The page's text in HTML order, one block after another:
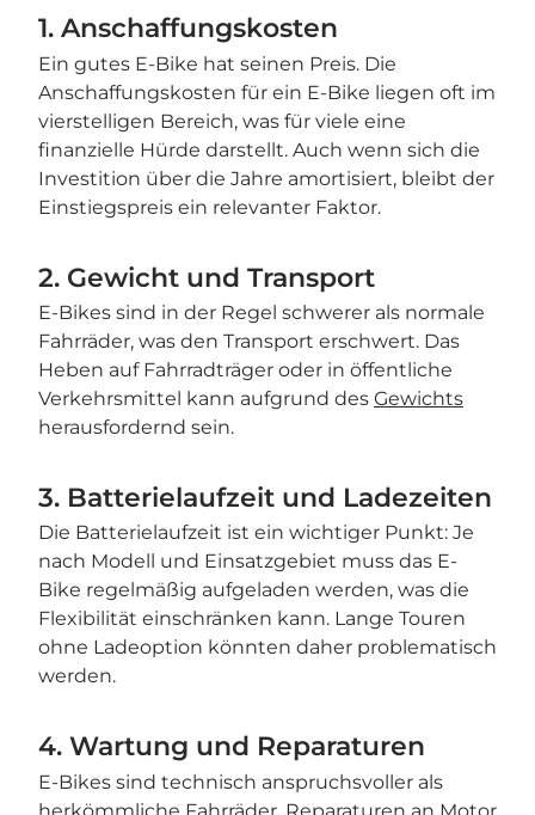
1. Anschaffungskosten
Ein gutes E-Bike hat seinen Preis. Die
Anschaffungskosten für ein E-Bike liegen oft im
vierstelligen Bereich, was für viele eine
finanzielle Hürde darstellt. Auch wenn sich die
Investition über die Jahre amortisiert, bleibt der
Einstiegspreis ein relevanter Faktor.
2. Gewicht und Transport
E-Bikes sind in der Regel schwerer als normale
Fahrräder, was den Transport erschwert. Das
Heben auf Fahrradträger oder in öffentliche
Verkehrsmittel kann aufgrund des Gewichts
herausfordernd sein.
3. Batterielaufzeit und Ladezeiten
Die Batterielaufzeit ist ein wichtiger Punkt: Je
nach Modell und Einsatzgebiet muss das E-
Bike regelmäßig aufgeladen werden, was die
Flexibilität einschränken kann. Lange Touren
ohne Ladeoption könnten daher problematisch
werden.
4. Wartung und Reparaturen
E-Bikes sind technisch anspruchsvoller als
herkömmliche Fahrräder. Reparaturen an Motor